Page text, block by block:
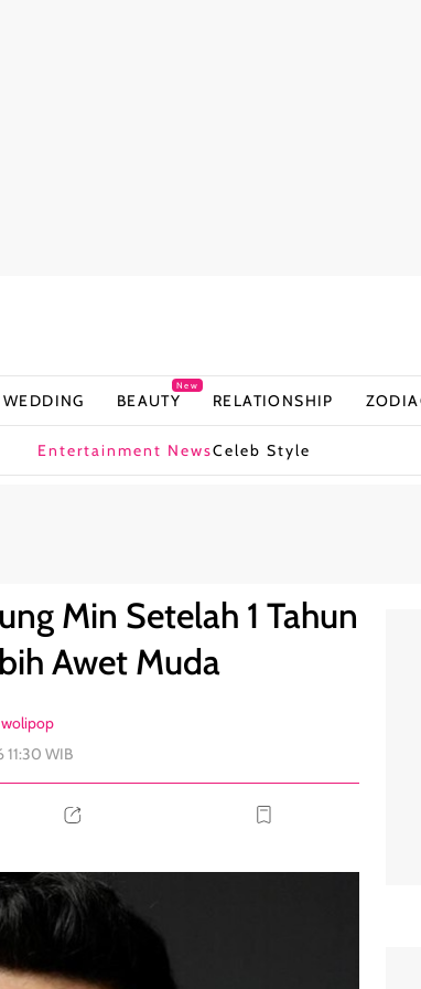
WEDDING BEAUTY
New
RELATIONSHIP
Entertainment NewsCeleb Style
Min Setelah 1 Tahun
Awet Muda
wolipop
11:30 WIB